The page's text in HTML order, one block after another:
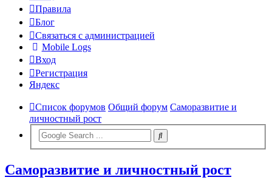
Правила
Блог
Связаться с администрацией
Mobile Logs
Вход
Регистрация
Яндекс
Список форумов Общий форум Саморазвитие и
личностный рост
Саморазвитие и личностный рост